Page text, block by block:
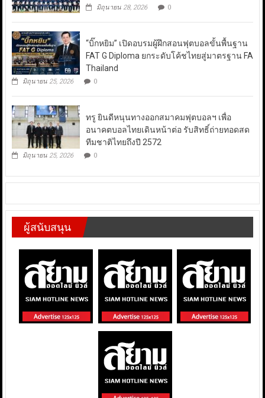
มิถุนายน 28, 2026 0
“บิ๊กหยิม” เปิดอบรมผู้ฝึกสอนฟุตบอลขั้นพื้นฐาน
FAT G Diploma ยกระดับโค้ชไทยสู่มาตรฐาน FA
Thailand
มิถุนายน 25, 2026 0
ทรู ยินดีหนุนทางออกสมาคมฟุตบอลฯ เพื่อ
อนาคตบอลไทยเดินหน้าต่อ รับสิทธิ์ถ่ายทอดสด
ทีมชาติไทยถึงปี 2572
มิถุนายน 25, 2026 0
ผู้สนับสนุน